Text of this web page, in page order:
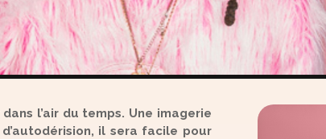
l’air du temps. Une imagerie
il sera facile pour